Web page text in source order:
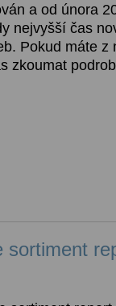
a od února
nejvyšší čas
Pokud máte z
zkoumat
sortiment